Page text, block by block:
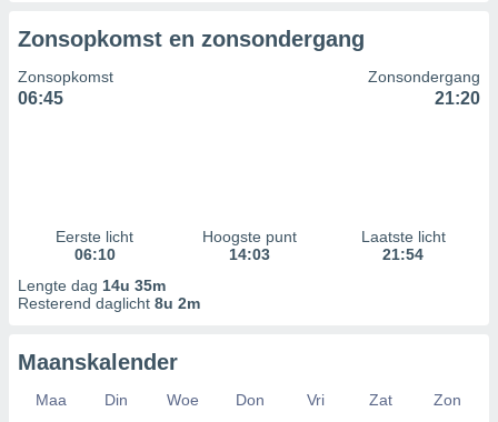
Zonsopkomst en zonsondergang
Zonsopkomst
06:45
Zonsondergang
21:20
Eerste licht
06:10
Hoogste punt
14:03
Laatste licht
21:54
Lengte dag 14u 35m
Resterend daglicht 8u 2m
Maanskalender
Maa Din Woe Don Vri Zat
Zon